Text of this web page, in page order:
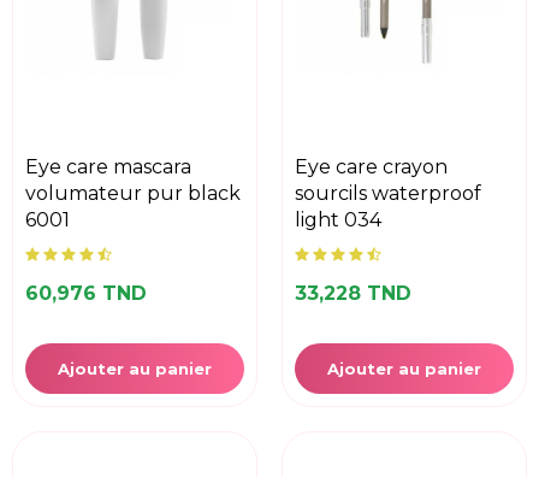
eye care mascara
volumateur pur black
6001
60,976 TND
Ajouter au panier
eye care crayon
sourcils waterproof
light 034
33,228 TND
Ajouter au panier